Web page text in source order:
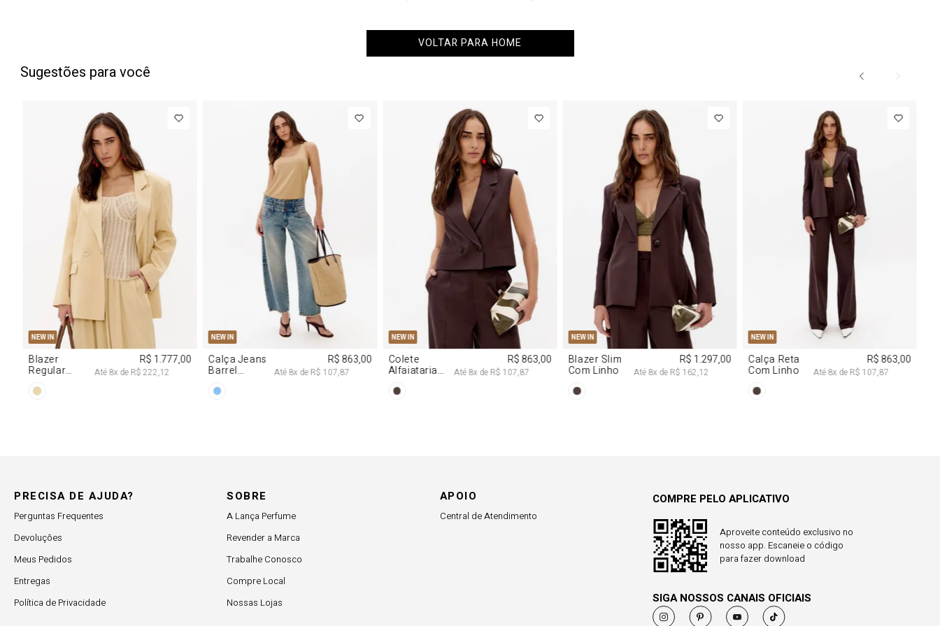
VOLTAR PARA HOME
Sugestões para você
NEW IN
PP M
Blazer
Regular
Acetinado
R$ 1.777,00
Até8x deR$ 222,12
NEW IN
34 38 40
Calça Jeans
Barrel
Média
R$ 863,00
Até8x deR$ 107,87
NEW IN
PP G
Colete
Alfaiataria
R$ 863,00
Até8x deR$ 107,87
NEW IN
PP M G
Blazer Slim
Com Linho
R$ 1.297,00
Até8x deR$ 162,12
NEW IN
PP M
Calça Reta
Com Linho
R$ 863,00
Até8x deR$ 107,87
PRECISA DE AJUDA?
Perguntas Frequentes
Devoluções
Meus Pedidos
Entregas
Política de Privacidade
SOBRE
A Lança Perfume
Revender a Marca
Trabalhe Conosco
Compre Local
Nossas Lojas
APOIO
Central de Atendimento
COMPRE PELO APLICATIVO
Aproveite conteúdo exclusivo no
nosso app. Escaneie o código
para fazer download
SIGA NOSSOS CANAIS OFICIAIS